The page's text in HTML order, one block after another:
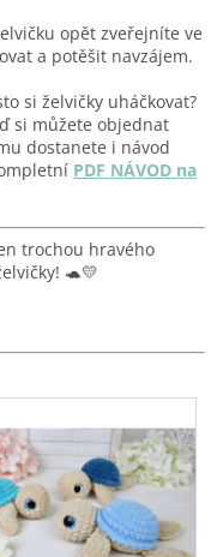
opět zveřejníte ve
a potěšit navzájem.
si želvičky uháčkovat?
si můžete objednat
dostanete i návod
PDF NÁVOD na
trochou hravého
🐢💛